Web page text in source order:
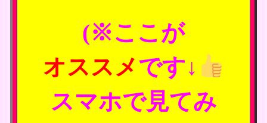
(※ここが
オススメです↓
スマホで見てみ